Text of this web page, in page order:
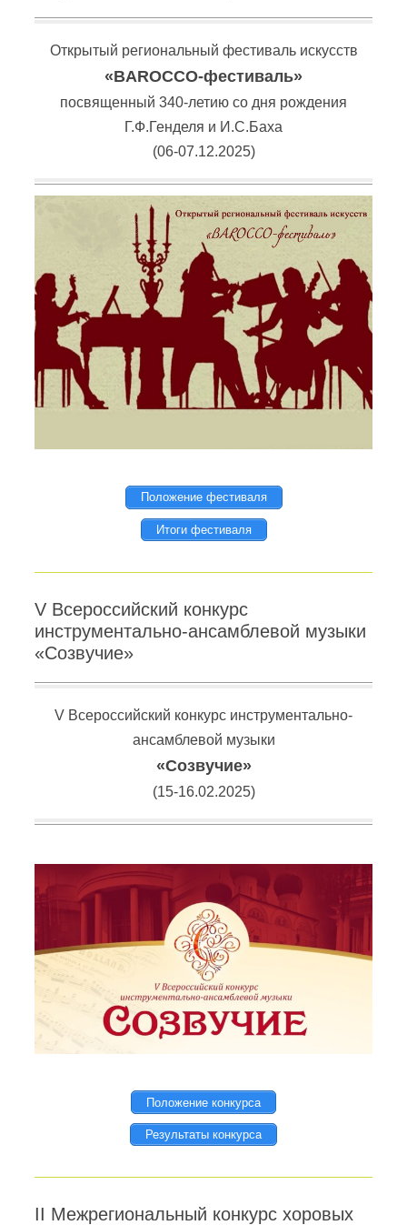
Открытый региональный фестиваль искусств
«BAROCCO-фестиваль»
посвященный 340-летию со дня рождения
Г.Ф.Генделя и И.С.Баха
(06-07.12.2025)
Положение фестиваля
Итоги фестиваля
V Всероссийский конкурс
инструментально-ансамблевой музыки
«Созвучие»
V Всероссийский конкурс инструментально-
ансамблевой музыки
«Созвучие»
(15-16.02.2025)
Положение конкурса
Результаты конкурса
II Межрегиональный конкурс хоровых